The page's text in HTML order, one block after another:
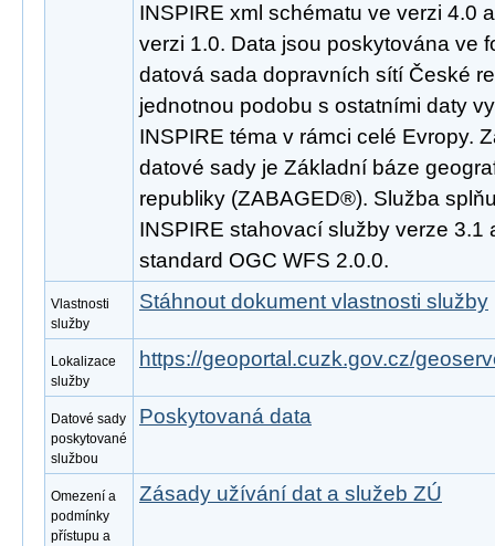
INSPIRE xml schématu ve verzi 4.0
verzi 1.0. Data jsou poskytována ve
datová sada dopravních sítí České
jednotnou podobu s ostatními daty
INSPIRE téma v rámci celé Evropy.
datové sady je Základní báze
republiky (ZABAGED®). Služba
INSPIRE stahovací služby verze 3.1
standard OGC WFS 2.0.0.
Vlastnosti
služby
Stáhnout dokument vlastnosti služby
Lokalizace
služby
https://geoportal.cuzk.gov.cz/
Datové sady
poskytované
službou
Poskytovaná data
Omezení a
podmínky
přístupu a
Zásady užívání dat a služeb ZÚ